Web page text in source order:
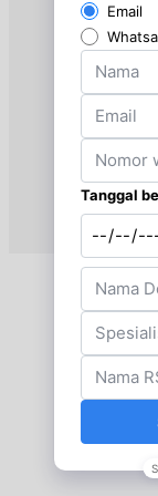
Sabtu, 15/08/2026
Jam 07:00 -
Sabtu, 15/08/2026
Jam 10:00 - 14:00
Senin, 17/08/2026
Jam 07:00 -
Senin, 17/08/2026
Jam 10:00 -
Selasa, 18/08/2026
Jam 07:00 -
Selasa, 18/08/2026
Jam 10:00 -